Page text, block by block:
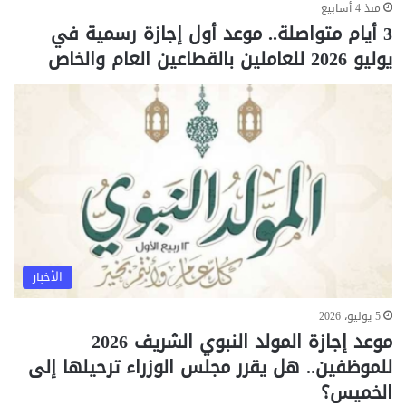
منذ 4 أسابيع
3 أيام متواصلة.. موعد أول إجازة رسمية في
يوليو 2026 للعاملين بالقطاعين العام والخاص
الأخبار
5 يوليو، 2026
موعد إجازة المولد النبوي الشريف 2026
للموظفين.. هل يقرر مجلس الوزراء ترحيلها إلى
الخميس؟